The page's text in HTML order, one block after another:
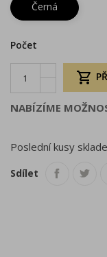
Černá
Počet

NABÍZÍME
Poslední kusy
Sdílet